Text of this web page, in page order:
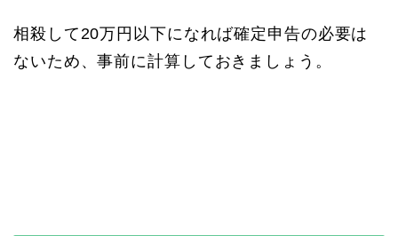
相殺して20万円以下になれば確定申告の必要は
ないため、事前に計算しておきましょう。